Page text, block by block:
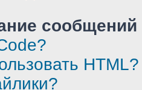
HTML?